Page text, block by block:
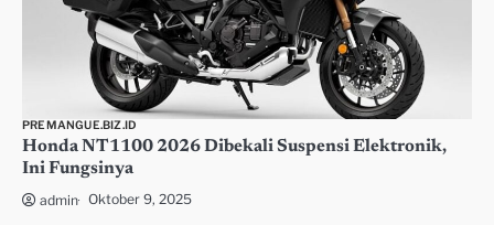
PREMANGUE.BIZ.ID
Honda NT1100 2026 Dibekali Suspensi Elektronik,
Ini Fungsinya
admin Oktober 9, 2025